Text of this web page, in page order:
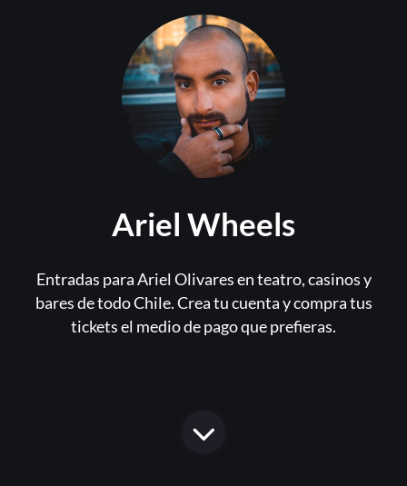
Ariel Wheels
Entradas para Ariel Olivares en teatro, casinos y
bares de todo Chile. Crea tu cuenta y compra tus
tickets el medio de pago que prefieras.